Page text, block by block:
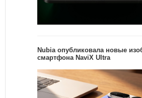
Nubia опубликовала новые
смартфона NaviX Ultra